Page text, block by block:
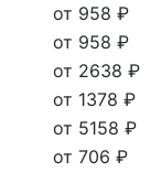
от 958 ₽
от 958 ₽
от 2638 ₽
от 1378 ₽
от 5158 ₽
от 706 ₽